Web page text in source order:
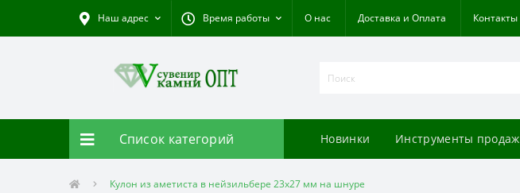
Наш адрес Время работы О нас Доставка и Оплата Контакты
Список категорий Новинки Инструменты продаж
Кулон из аметиста в нейзильбере 23x27 мм на шнуре